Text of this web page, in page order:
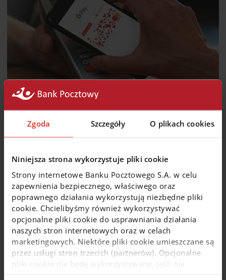
Zgoda Szczegóły O plikach cookies
Niniejsza strona wykorzystuje pliki cookie
Strony internetowe Banku Pocztowego S.A. w celu
zapewnienia bezpiecznego, właściwego oraz
poprawnego działania wykorzystują niezbędne pliki
cookie. Chcielibyśmy również wykorzystywać
opcjonalne pliki cookie do usprawniania działania
naszych stron internetowych oraz w celach
marketingowych. Niektóre pliki cookie umieszczane są
przez usługi stron trzecich (partnerów). Opcjonalne
pliki cookie nie będą wykorzystywane, jeśli nie
Google Pay
Wygodnie i bezpiecznie płać zbliżeniowo swoim
telefonem.
więcej...